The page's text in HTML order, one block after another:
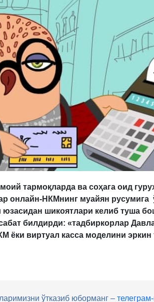
тармоқларда ва соҳага оид
онлайн-НКМнинг муайян русумига
юзасидан шикоятлари келиб туша
билдирди: «тадбиркорлар
ёки виртуал касса моделини эркин
ўтказиб юборманг –